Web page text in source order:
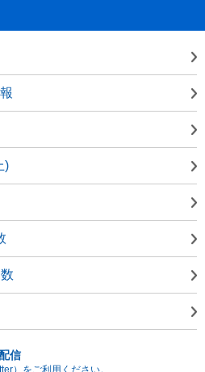
)
信
）をご利用ください。